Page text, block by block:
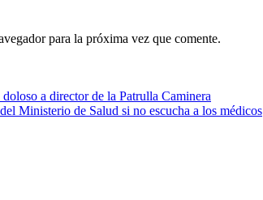
para la próxima vez que comente.
a director de la Patrulla Caminera
Ministerio de Salud si no escucha a los médicos